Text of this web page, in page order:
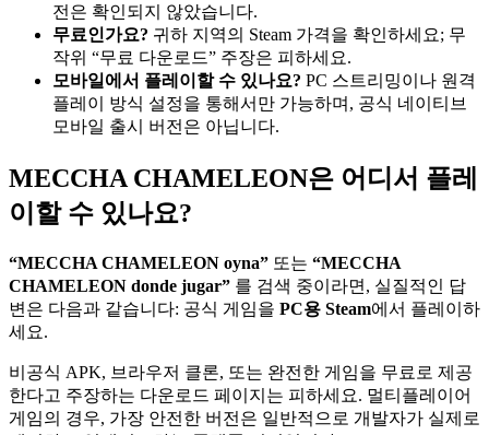
전은 확인되지 않았습니다.
무료인가요? 귀하 지역의 Steam 가격을 확인하세요; 무
작위 “무료 다운로드” 주장은 피하세요.
모바일에서 플레이할 수 있나요? PC 스트리밍이나 원격
플레이 방식 설정을 통해서만 가능하며, 공식 네이티브
모바일 출시 버전은 아닙니다.
MECCHA CHAMELEON은 어디서 플레
이할 수 있나요?
“MECCHA CHAMELEON oyna” 또는 “MECCHA
CHAMELEON donde jugar” 를 검색 중이라면, 실질적인 답
변은 다음과 같습니다: 공식 게임을 PC용 Steam에서 플레이하
세요.
비공식 APK, 브라우저 클론, 또는 완전한 게임을 무료로 제공
한다고 주장하는 다운로드 페이지는 피하세요. 멀티플레이어
게임의 경우, 가장 안전한 버전은 일반적으로 개발자가 실제로